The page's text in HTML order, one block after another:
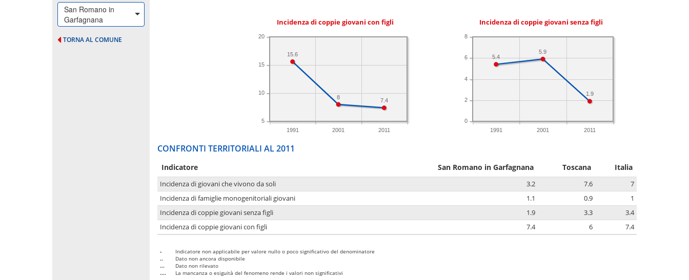
San Romano in
Garfagnana
TORNA AL COMUNE
Incidenza di coppie giovani con figli
1991 2001 2011
5
10
15
20
7.4
8
15.6
Incidenza di coppie giovani senza figli
1991 2001 2011
0
2
4
6
8
1.9
5.9
5.4
CONFRONTI TERRITORIALI AL 2011
Indicatore San Romano in Garfagnana Toscana Italia
Incidenza di giovani che vivono da soli 3.2 7.6
7
Incidenza di famiglie monogenitoriali giovani
1.1 0.9
1
Incidenza di coppie giovani senza figli
1.9 3.3
3.4
Incidenza di coppie giovani con figli
7.4 6 7.4
-
Indicatore non applicabile per valore nullo o poco significativo del denominatore
..
Dato non ancora disponibile
...
Dato non rilevato
....
La mancanza o esiguità del fenomeno rende i valori non significativi